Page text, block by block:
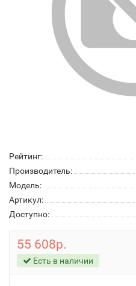
Рейтинг:
Производитель:
Модель:
Артикул:
Доступно:
55 608р.
Есть в наличии